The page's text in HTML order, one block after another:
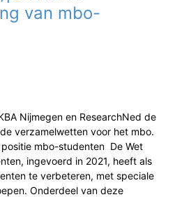
van mbo-
Nijmegen en ResearchNed de
verzamelwetten voor het mbo.
mbo-studenten De Wet
ingevoerd in 2021, heeft als
te verbeteren, met speciale
Onderdeel van deze